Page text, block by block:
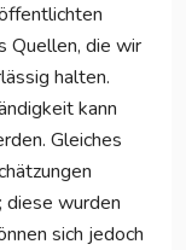
Quellen, die wir
halten.
kann
Gleiches
wurden
sich jedoch